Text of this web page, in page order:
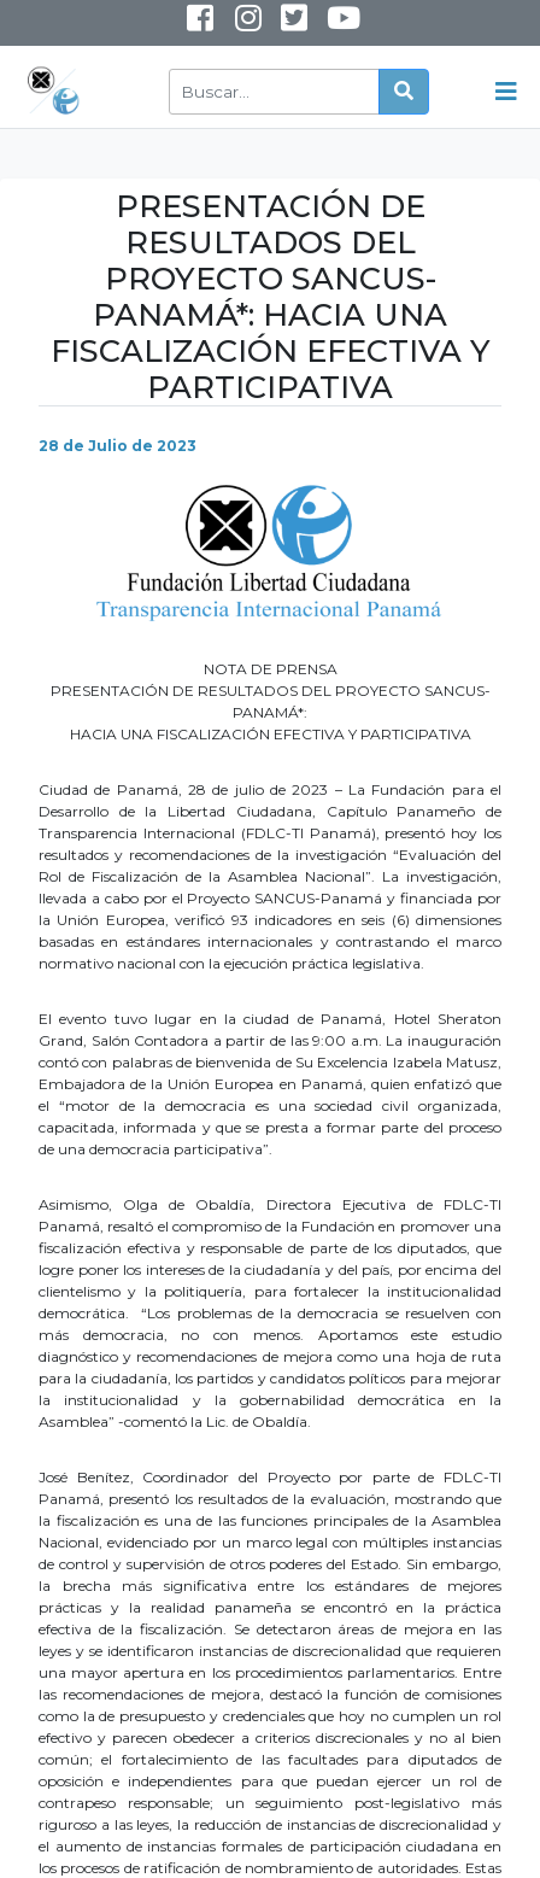
PRESENTACIÓN DE
RESULTADOS DEL
PROYECTO SANCUS-
PANAMÁ*: HACIA UNA
FISCALIZACIÓN EFECTIVA Y
PARTICIPATIVA
28 de Julio de 2023
NOTA DE PRENSA
PRESENTACIÓN DE RESULTADOS DEL PROYECTO SANCUS-
PANAMÁ*:
HACIA UNA FISCALIZACIÓN EFECTIVA Y PARTICIPATIVA
Ciudad de Panamá, 28 de julio de 2023 – La Fundación para el
Desarrollo de la Libertad Ciudadana, Capítulo Panameño de
Transparencia Internacional (FDLC-TI Panamá), presentó hoy los
resultados y recomendaciones de la investigación “Evaluación del
Rol de Fiscalización de la Asamblea Nacional”. La investigación,
llevada a cabo por el Proyecto SANCUS-Panamá y financiada por
la Unión Europea, verificó 93 indicadores en seis (6) dimensiones
basadas en estándares internacionales y contrastando el marco
normativo nacional con la ejecución práctica legislativa.
El evento tuvo lugar en la ciudad de Panamá, Hotel Sheraton
Grand, Salón Contadora a partir de las 9:00 a.m. La inauguración
contó con palabras de bienvenida de Su Excelencia Izabela Matusz,
Embajadora de la Unión Europea en Panamá, quien enfatizó que
el “motor de la democracia es una sociedad civil organizada,
capacitada, informada y que se presta a formar parte del proceso
de una democracia participativa”.
Asimismo, Olga de Obaldía, Directora Ejecutiva de FDLC-TI
Panamá, resaltó el compromiso de la Fundación en promover una
fiscalización efectiva y responsable de parte de los diputados, que
logre poner los intereses de la ciudadanía y del país, por encima del
clientelismo y la politiquería, para fortalecer la institucionalidad
democrática. “Los problemas de la democracia se resuelven con
más democracia, no con menos. Aportamos este estudio
diagnóstico y recomendaciones de mejora como una hoja de ruta
para la ciudadanía, los partidos y candidatos políticos para mejorar
la institucionalidad y la gobernabilidad democrática en la
Asamblea” -comentó la Lic. de Obaldía.
José Benítez, Coordinador del Proyecto por parte de FDLC-TI
Panamá, presentó los resultados de la evaluación, mostrando que
la fiscalización es una de las funciones principales de la Asamblea
Nacional, evidenciado por un marco legal con múltiples instancias
de control y supervisión de otros poderes del Estado. Sin embargo,
la brecha más significativa entre los estándares de mejores
prácticas y la realidad panameña se encontró en la práctica
efectiva de la fiscalización. Se detectaron áreas de mejora en las
leyes y se identificaron instancias de discrecionalidad que requieren
una mayor apertura en los procedimientos parlamentarios. Entre
las recomendaciones de mejora, destacó la función de comisiones
como la de presupuesto y credenciales que hoy no cumplen un rol
efectivo y parecen obedecer a criterios discrecionales y no al bien
común; el fortalecimiento de las facultades para diputados de
oposición e independientes para que puedan ejercer un rol de
contrapeso responsable; un seguimiento post-legislativo más
riguroso a las leyes, la reducción de instancias de discrecionalidad y
el aumento de instancias formales de participación ciudadana en
los procesos de ratificación de nombramiento de autoridades. Estas